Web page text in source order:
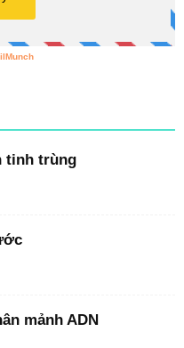
tinh trùng
mảnh ADN